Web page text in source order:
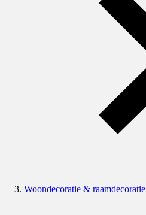
Woondecoratie & raamdecoratie